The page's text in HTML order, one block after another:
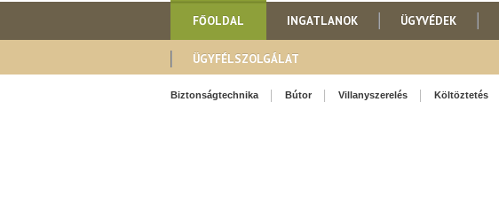
FŐOLDAL INGATLANOK ÜGYVÉDEK
ÜGYFÉLSZOLGÁLAT
Biztonságtechnika Bútor Villanyszerelés Költöztetés